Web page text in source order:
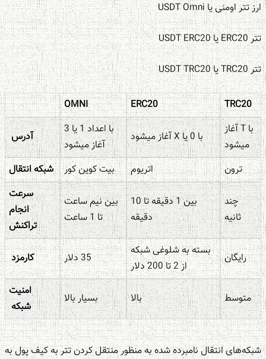
ارز تتر اومنی یا USDT Omni
تتر ERC20 یا USDT ERC20
تتر TRC20 یا USDT TRC20
TRC20
ERC20
OMNI
با T آغاز
می‎شود
با 0 یا X آغاز می‎شود
با اعداد 1 یا 3
آغاز می‎شود
آدرس
ترون اتریوم بیت کوین کور شبکه انتقال
چند
ثانیه
بین 1 دقیقه تا 10
دقیقه
بین نیم ساعت
تا 1 ساعت
سرعت
انجام
تراکنش
رایگان
بسته به شلوغی شبکه
از 2 تا 200 دلار
35 دلار کارمزد
متوسط بالا بسیار بالا
امنیت
شبکه
شبکه‌های انتقال نامبرده شده به منظور منتقل کردن تتر به کیف پول به